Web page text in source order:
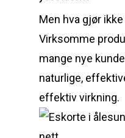
Men hva gjør
Virksomme
mange nye
naturlige,
effektiv virkning.